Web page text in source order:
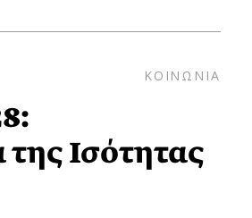
ΚΟΙΝΩΝΙΑ
Ισότητας